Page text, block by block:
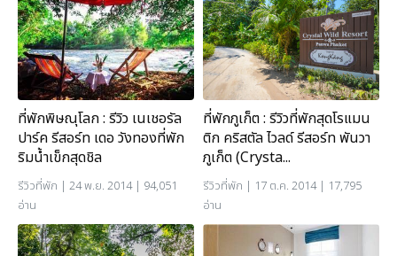
ที่พักพิษณุโลก : รีวิว เนเชอรัล
ปาร์ค รีสอร์ท เดอ วังทองที่พัก
ริมน้ำเข็กสุดชิล
รีวิวที่พัก | 24 พ.ย. 2014 | 94,051
อ่าน
ที่พักภูเก็ต : รีวิวที่พักสุดโรแมน
ติก คริสตัล ไวลด์ รีสอร์ท พันวา
ภูเก็ต (Crysta...
รีวิวที่พัก | 17 ต.ค. 2014 | 17,795
อ่าน